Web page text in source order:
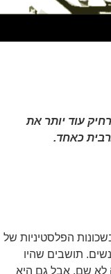
עוד יותר את
כאחד.
הפלסטיניות של
תושבים שהיו
לא שם, אבל גם היא